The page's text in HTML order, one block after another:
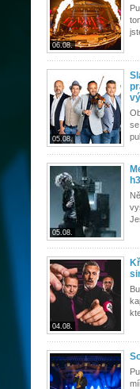
06.08.
05.08.
05.08.
04.08.